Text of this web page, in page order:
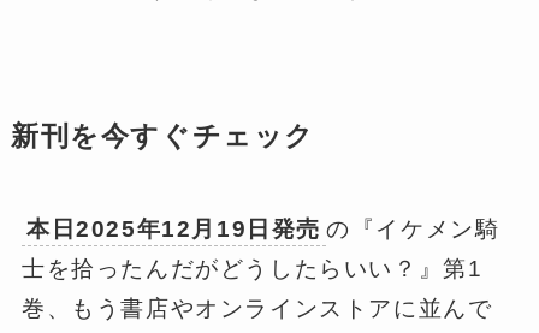
新刊を今すぐチェック
本日2025年12月19日発売 の『イケメン騎
士を拾ったんだがどうしたらいい？』第1
巻、もう書店やオンラインストアに並んで